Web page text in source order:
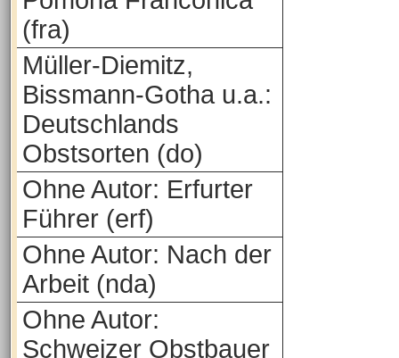
(fra)
Müller-Diemitz,
Bissmann-Gotha u.a.:
Deutschlands
Obstsorten (do)
Ohne Autor: Erfurter
Führer (erf)
Ohne Autor: Nach der
Arbeit (nda)
Ohne Autor:
Schweizer Obstbauer